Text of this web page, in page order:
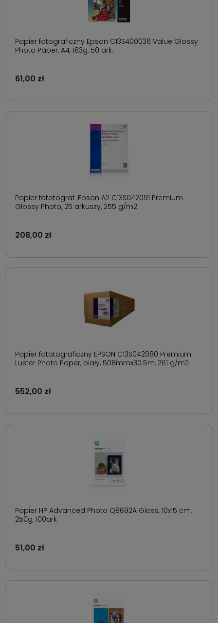
Papier fotograficzny Epson C13S400036 Value Glossy
Photo Paper, A4, 183g, 50 ark.
61,00 zł
Papier fototograf. Epson A2 C13S042091 Premium
Glossy Photo, 25 arkuszy, 255 g/m2
208,00 zł
Papier fototograficzny EPSON C13S042080 Premium
Luster Photo Paper, biały, 508mmx30.5m, 261 g/m2
552,00 zł
Papier HP Advanced Photo Q8692A Gloss, 10x15 cm,
250g, 100ark
51,00 zł